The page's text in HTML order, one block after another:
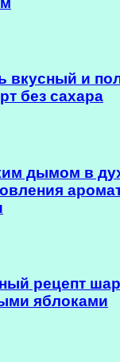
вкусный и
без сахара
дымом в
рецепт
яблоками